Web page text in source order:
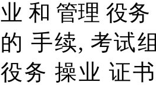
业 和 管理 役
的 手续, 考试
役务 操业 证